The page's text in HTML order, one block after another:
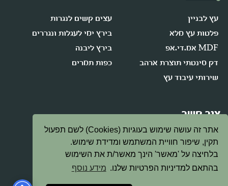
אתר זה עושה שימוש בעוגיות (Cookies) לשם תפעול
תקין, שיפור חוויית המשתמש ומדידת שימוש.
בלחיצה על 'מאשר' הינך מאשר/ת את השימוש
בהתאם למדיניות הפרטיות שלנו. מידע נוסף
עץ לבניין
עצים קשים לנגרות
פלטות עץ מלא
בירץ ימי לעגלות ונגררים
MDF אמ.די.אפ
בירץ ליבנה
דק סינטתי תוצרת ארהב
כפות תמרים
שירותי עיבוד עץ
צור קשר
08-9472378